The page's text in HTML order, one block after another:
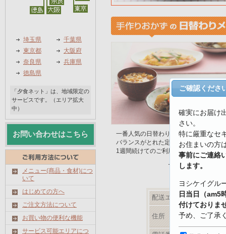
一番人気の日替わり手作りおかず。
バランスがとれた定番メニュー。
1週間続けてのご利用をお勧めします。
最新メニューは
配送エリア
住所
埼玉県
千葉県
東京都
大阪府
奈良県
兵庫県
徳島県
「夕食ネット」は、地域限定の
サービスです。（エリア拡大
中）
お問い合わせはこちら
メニュー(商品・食材)につ
いて
はじめての方へ
ご注文方法について
お買い物の便利な機能
サービス可能エリアにつ
ご確認くださ
確実にお届け
さい。
特に厳重なセ
お住まいの方
事前にご連絡
します。
ヨシケイグル
日当日（am5
付けておりま
予め、ご了承